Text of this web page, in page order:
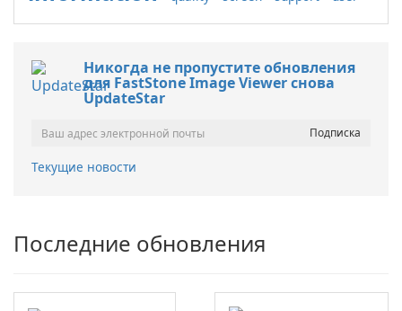
Никогда не пропустите обновления
для FastStone Image Viewer снова
UpdateStar
Текущие новости
Последние обновления